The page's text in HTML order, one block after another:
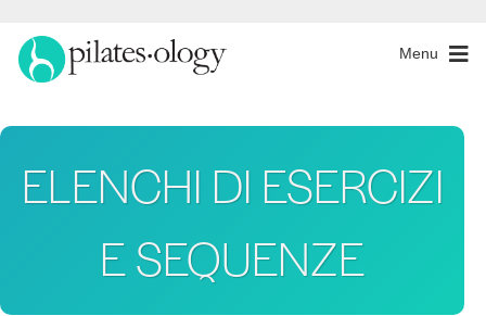
Menu
ELENCHI DI ESERCIZI
E SEQUENZE